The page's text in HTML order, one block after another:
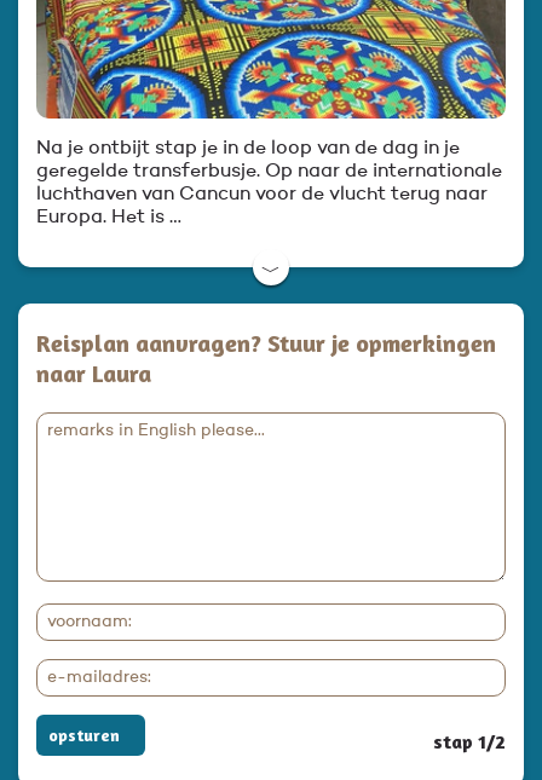
Na je ontbijt stap je in de loop van de dag in je
geregelde transferbusje. Op naar de internationale
luchthaven van Cancun voor de vlucht terug naar
Europa. Het is …
﹀
Reisplan aanvragen? Stuur je opmerkingen
naar Laura
opsturen stap 1/2